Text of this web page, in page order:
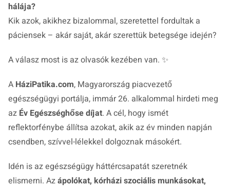
hálája?
Kik azok, akikhez bizalommal, szeretettel fordultak a
páciensek – akár saját, akár szerettük betegsége idején?
A válasz most is az olvasók kezében van. ✨
A HáziPatika.com, Magyarország piacvezető
egészségügyi portálja, immár 26. alkalommal hirdeti meg
az Év Egészséghőse díjat. A cél, hogy ismét
reflektorfénybe állítsa azokat, akik az év minden napján
csendben, szívvel-lélekkel dolgoznak másokért.
Idén is az egészségügy háttércsapatát szeretnék
elismerni. Azápolókat, kórházi szociális munkásokat,